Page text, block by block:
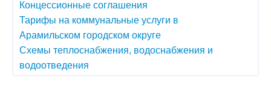
Концессионные соглашения
Тарифы на коммунальные услуги в
Арамильском городском округе
Схемы теплоснабжения, водоснабжения и
водоотведения